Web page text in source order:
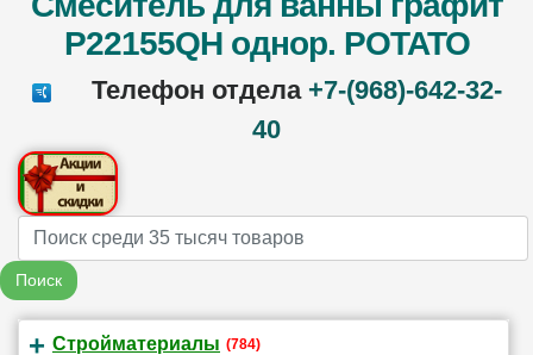
P22155QH однор. POTATO
Телефон отдела +7-(968)-642-32-
40
Name
Поиск
Стройматериалы (784)